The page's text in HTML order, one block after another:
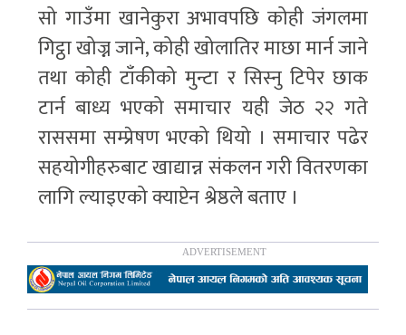
सो गाउँमा खानेकुरा अभावपछि कोही जंगलमा
गिट्ठा खोज्न जाने, कोही खोलातिर माछा मार्न जाने
तथा कोही टाँकीको मुन्टा र सिस्नु टिपेर छाक
टार्न बाध्य भएको समाचार यही जेठ २२ गते
राससमा सम्प्रेषण भएको थियो । समाचार पढेर
सहयोगीहरुबाट खाद्यान्न संकलन गरी वितरणका
लागि ल्याइएको क्याप्टेन श्रेष्ठले बताए ।